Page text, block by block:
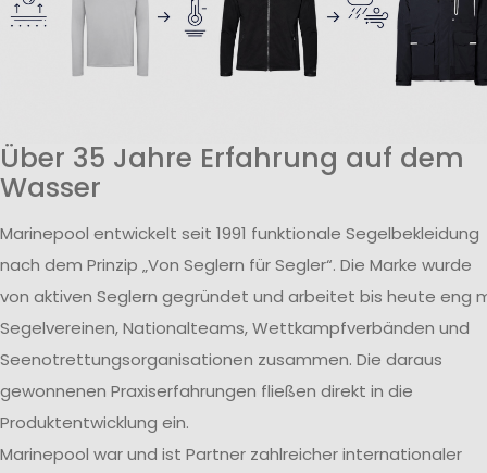
Über 35 Jahre Erfahrung auf dem
Wasser
Marinepool entwickelt seit 1991 funktionale Segelbekleidung
nach dem Prinzip „Von Seglern für Segler“. Die Marke wurde
von aktiven Seglern gegründet und arbeitet bis heute eng
Segelvereinen, Nationalteams, Wettkampfverbänden und
Seenotrettungsorganisationen zusammen. Die daraus
gewonnenen Praxiserfahrungen fließen direkt in die
Produktentwicklung ein.
Marinepool war und ist Partner zahlreicher internationaler